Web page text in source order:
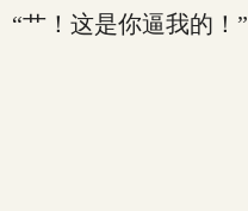
“艹！这是你逼我的！”